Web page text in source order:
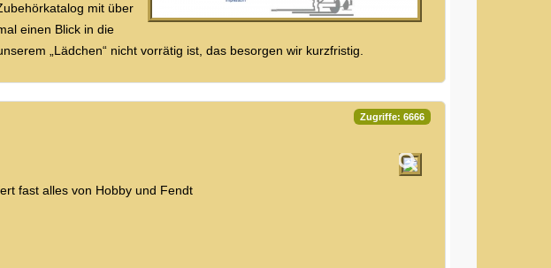
mit über
einen Blick in die
„Lädchen“ nicht vorrätig ist, das besorgen wir kurzfristig.
Zugriffe: 6666
fast alles von Hobby und Fendt